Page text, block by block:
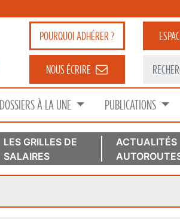
POURQUOIADHÉRER ?
NOUS ÉCRIRE
DOSSIERS À LA UNE PUBLICATIONS
LES GRILLES DE
SALAIRES
ACTUALITÉS